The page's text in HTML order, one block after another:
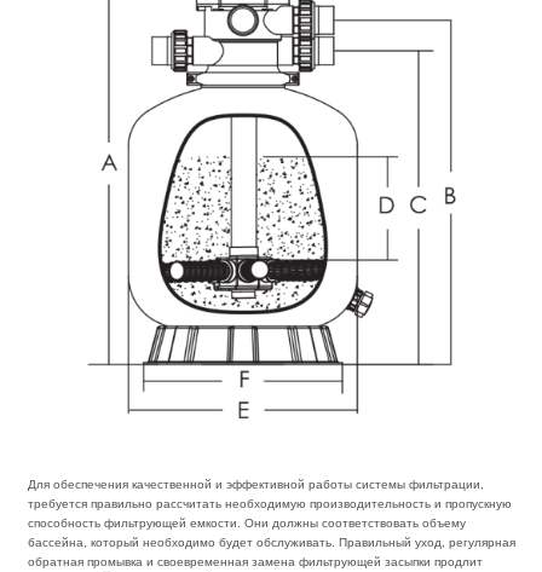
Для обеспечения качественной и эффективной работы системы фильтрации,
требуется правильно рассчитать необходимую производительность и пропускную
способность фильтрующей емкости. Они должны соответствовать объему
бассейна, который необходимо будет обслуживать. Правильный уход, регулярная
обратная промывка и своевременная замена фильтрующей засыпки продлит